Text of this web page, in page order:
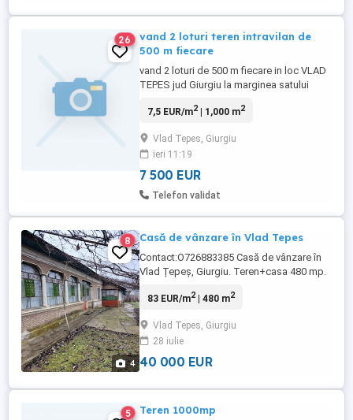
26
vand 2 loturi teren intravilan de
500 m fiecare
vand 2 loturi de 500 m fiecare in loc VLAD
TEPES jud Giurgiu la marginea satului
vita de vie, iar pe celalalt nimic.Detin
Euro pentru fiecare lot.
7,5 EUR/m2| 1,000 m2
Vlad Tepes, Giurgiu
ieri 11:19
7 500 EUR
Telefon validat
4
8 Casă de vânzare în Vlad Tepes
Contact:O726883385 Casă de vânzare în
Vlad Țepeș, Giurgiu. Teren+casa 480 mp.
stradală și fântână. Preț 40000 euro
83 EUR/m2| 480 m2
Vlad Tepes, Giurgiu
28 iulie
40 000 EUR
5 Teren 1000mp